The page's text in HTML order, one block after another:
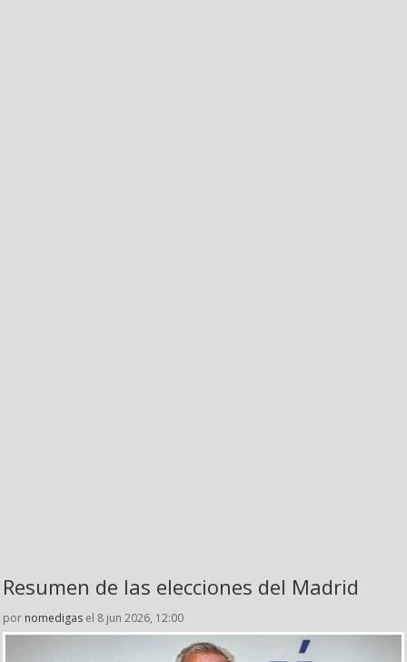
Resumen de las elecciones del Madrid
por nomedigas el 8 jun 2026, 12:00